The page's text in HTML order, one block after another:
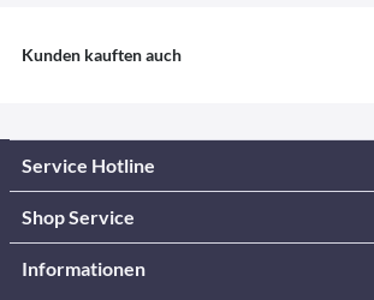
Kunden kauften auch
Service Hotline
Shop Service
Informationen